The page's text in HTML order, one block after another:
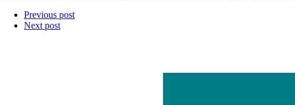
Previous post
Next post